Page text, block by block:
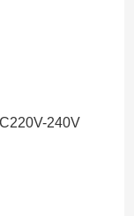
240V